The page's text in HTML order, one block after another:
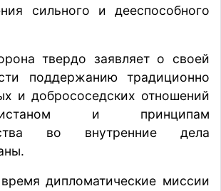
сильного и дееспособного
твердо заявляет о своей
поддержанию традиционно
и добрососедских отношений
и принципам
во внутренние дела
дипломатические миссии